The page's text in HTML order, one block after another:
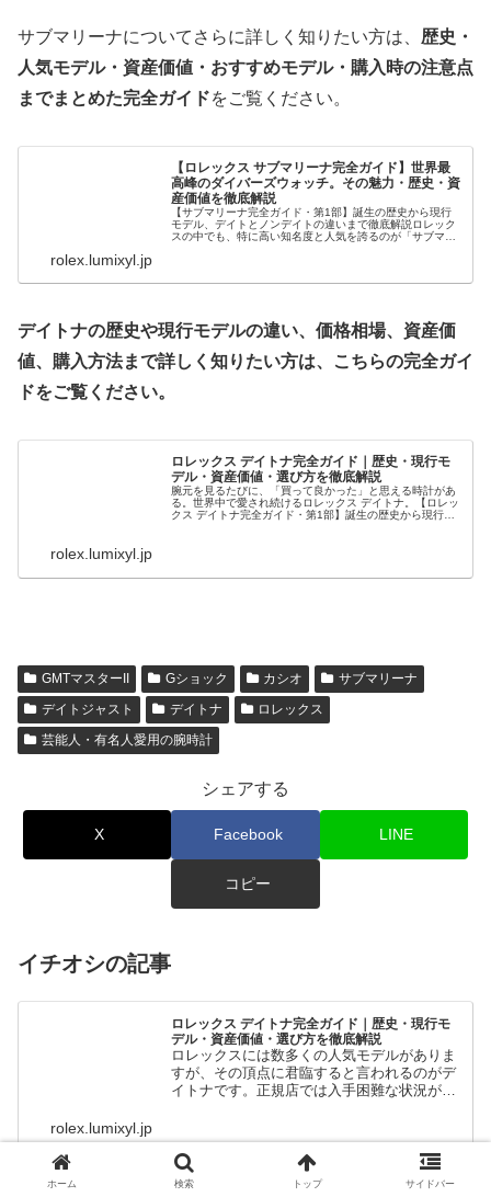
サブマリーナについてさらに詳しく知りたい方は、 歴史・
人気モデル・資産価値・おすすめモデル・購入時の注意点
までまとめた完全ガイドをご覧ください。
【ロレックス サブマリーナ完全ガイド】世界最
高峰のダイバーズウォッチ。その魅力・歴史・資
産価値を徹底解説
【サブマリーナ完全ガイド・第1部】誕生の歴史から現行
モデル、デイトとノンデイトの違いまで徹底解説ロレック
スの中でも、特に高い知名度と人気を誇るのが「サブマリ
rolex.lumixyl.jp
デイトナの歴史や現行モデルの違い、価格相場、資産価
値、購入方法まで詳しく知りたい方は、こちらの完全ガイ
ドをご覧ください。
ロレックス デイトナ完全ガイド｜歴史・現行モ
デル・資産価値・選び方を徹底解説
腕元を見るたびに、「買って良かった」と思える時計があ
る。世界中で愛され続けるロレックス デイトナ。【ロレッ
クス デイトナ完全ガイド・第1部】誕生の歴史から現行モ
rolex.lumixyl.jp
GMTマスターII Gショック カシオ
サブマリーナ
デイトジャスト
デイトナ
ロレックス
芸能人・有名人愛用の腕時計
シェアする
X Facebook LINE
コピー
イチオシの記事
ロレックス デイトナ完全ガイド｜歴史・現行モ
デル・資産価値・選び方を徹底解説
ロレックスには数多くの人気モデルがありま
すが、その頂点に君臨すると言われるのがデ
イトナです。正規店では入手困難な状況が続
rolex.lumixyl.jp
ホーム 検索 トップ サイドバー